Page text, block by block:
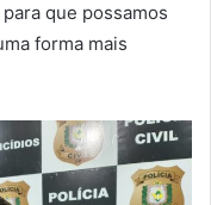
que possamos
forma mais